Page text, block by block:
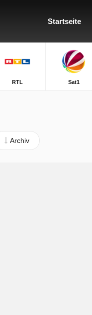
Startseite
RTL Sat1
Archiv